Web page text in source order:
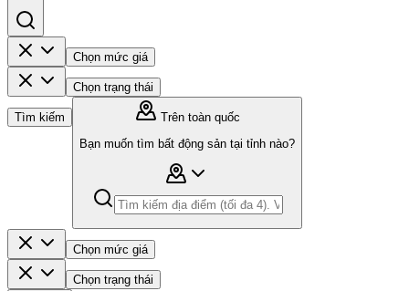
Chọn mức giá
Chọn trạng thái
Tìm kiếm
Trên toàn quốc
Bạn muốn tìm bất động sản tại tỉnh nào?
Chọn mức giá
Chọn trạng thái